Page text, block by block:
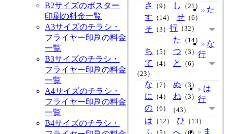
さ （9） し （21）
す （14） せ（6）
そ （3）
た
行 （32）
た （14）
ち （5） つ （3）
て （4） と （6）
な
行
（23）
な （7） ぬ （3）
に （4） ね（3）
の （6）
は
行
（43）
は （12） ひ （13）
ふ へ
ま
B2サイズのポスター
印刷の料金一覧
A3サイズのチラシ・
フライヤー印刷の料金
一覧
B3サイズのチラシ・
フライヤー印刷の料金
一覧
A4サイズのチラシ・
フライヤー印刷の料金
一覧
B4サイズのチラシ・